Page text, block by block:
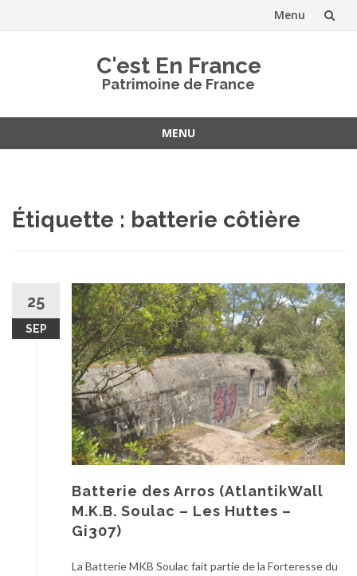
Menu
C'est En France
Patrimoine de France
MENU
Étiquette : batterie côtière
25
SEP
Batterie des Arros (AtlantikWall
M.K.B. Soulac – Les Huttes –
Gi307)
La Batterie MKB Soulac fait partie de la Forteresse du